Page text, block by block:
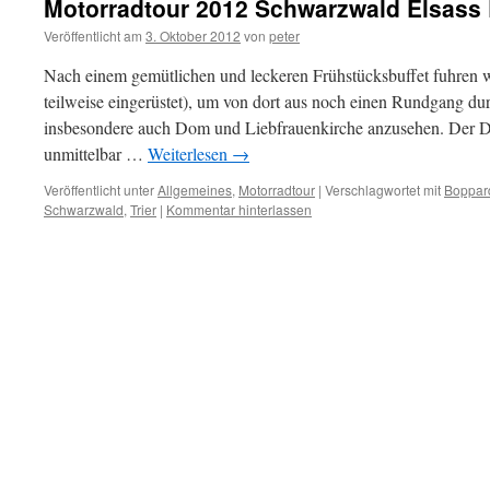
Motorradtour 2012 Schwarzwald
Veröffentlicht am 3. Oktober 2012 von peter
Nach einem gemütlichen und leckeren Frühstücksbuffet fuhren
teilweise eingerüstet), um von dort aus noch einen Rundgang
insbesondere auch Dom und Liebfrauenkirche anzusehen. Der
unmittelbar … Weiterlesen →
Veröffentlicht unterAllgemeines, Motorradtour | Verschlagwortet mit
Schwarzwald, Trier | Kommentar hinterlassen